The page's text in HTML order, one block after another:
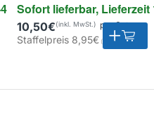
Tage
EIGENMARKE
Sofort lieferbar, Lieferzeit
10,50€ pro Satz
Staffelpreis8,95€